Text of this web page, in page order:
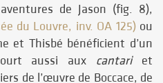
de Jason (fig. 8),
du Louvre, inv. OA 125)ou
et Thisbé bénéficient d’un
aussi aux cantariet
de l’œuvre de Boccace, de